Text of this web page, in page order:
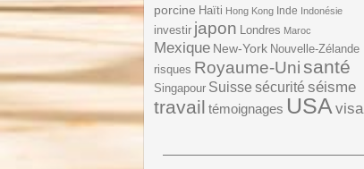
porcine Haïti Hong Kong Inde Indonésie
investir japon Londres Maroc
Mexique New-York Nouvelle-Zélande
risques Royaume-Unisanté
Singapour Suisse sécurité séisme
travail témoignages USA visa